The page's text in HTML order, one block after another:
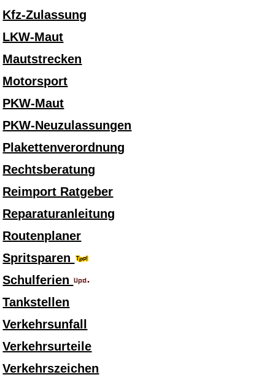
Kfz-Zulassung
LKW-Maut
Mautstrecken
Motorsport
PKW-Maut
PKW-Neuzulassungen
Plakettenverordnung
Rechtsberatung
Reimport Ratgeber
Reparaturanleitung
Routenplaner
Spritsparen
Schulferien
Tankstellen
Verkehrsunfall
Verkehrsurteile
Verkehrszeichen